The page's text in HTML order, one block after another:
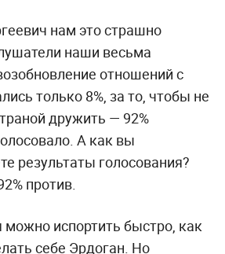
нам это страшно
наши весьма
отношений с
только 8%, за то, чтобы не
дружить — 92%
А как вы
результаты голосования?
против.
испортить быстро, как
себе Эрдоган. Но